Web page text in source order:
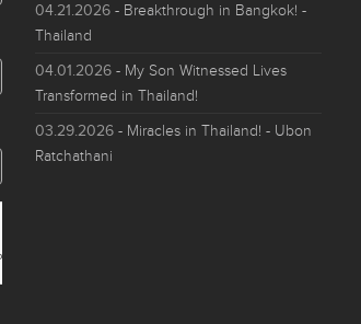
04.21.2026 - Breakthrough in Bangkok! -
Thailand
04.01.2026 - My Son Witnessed Lives
Transformed in Thailand!
03.29.2026 - Miracles in Thailand! - Ubon
Ratchathani